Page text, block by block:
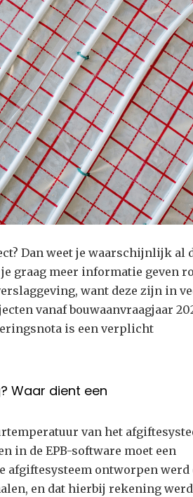
Dan weet je waarschijnlijk al
graag meer informatie geven
want deze zijn in
vanaf bouwaanvraagjaar
is een verplicht
Waar dient een
van het
in de EPB-software moet een
afgiftesysteem ontworpen werd
en dat hierbij rekening werd